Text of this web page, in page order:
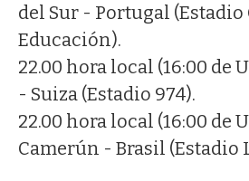
del Sur - Portugal (Estadio
Educación).
22.00 hora local (16:00 de
- Suiza (Estadio 974).
22.00 hora local (16:00 de
Camerún - Brasil (Estadio